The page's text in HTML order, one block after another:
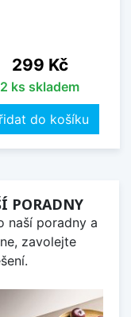
Cena
299 Kč
2 ks skladem
do košíku
PORADNY
naší poradny a
zavolejte